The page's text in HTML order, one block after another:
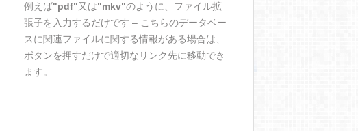
例えば"pdf"又は"mkv"のように、ファイル拡
張子を入力するだけです – こちらのデータベー
スに関連ファイルに関する情報がある場合は、
ボタンを押すだけで適切なリンク先に移動でき
ます。